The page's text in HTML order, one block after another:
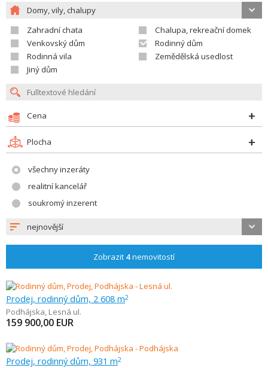
Domy, vily, chalupy
Zahradní chata
Chalupa, rekreační domek
Venkovský dům
Rodinný dům
Rodinná vila
Zemědělská usedlost
Jiný dům
Cena
Plocha
všechny inzeráty
realitní kancelář
soukromý inzerent
nejnovější
Zobrazit 4nemovitostí
Prodej, rodinný dům, 2 608 m2
Podhájska, Lesná ul.
159 900,00 EUR
Prodej, rodinný dům, 931 m2